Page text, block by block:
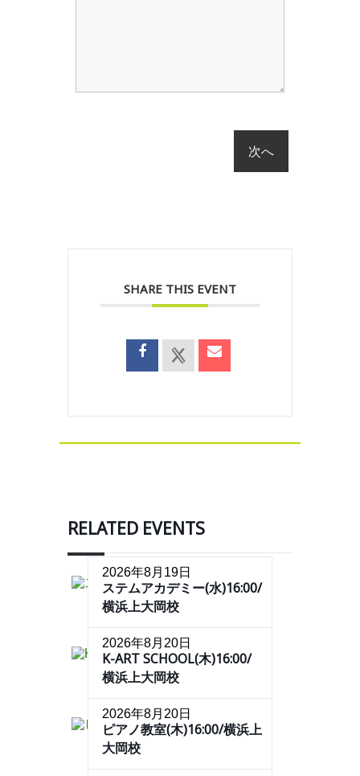
SHARE THIS EVENT
RELATED EVENTS
2026年8月19日
ステムアカデミー(水)16:00/
横浜上大岡校
2026年8月20日
K-ART SCHOOL(木)16:00/
横浜上大岡校
2026年8月20日
ピアノ教室(木)16:00/横浜上
大岡校